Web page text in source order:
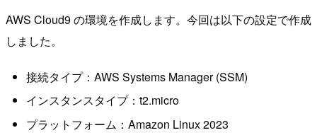
AWS Cloud9 の環境を作成します。今回は以下の設定で作成
しました。
接続タイプ：AWS Systems Manager (SSM)
インスタンスタイプ：t2.micro
プラットフォーム：Amazon Linux 2023